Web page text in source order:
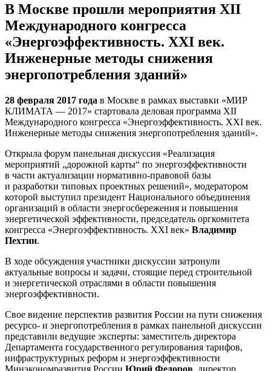
В Москве прошли мероприятия XII
Международного конгресса
«Энергоэффективность. XXI век.
Инженерные методы снижения
энергопотребления зданий»
28 февраля 2017 года в Москве в рамках выставки «МИР
КЛИМАТА — 2017» стартовала деловая программа XII
Международного конгресса «Энергоэффективность. XXI век.
Инженерные методы снижения энергопотребления зданий».
Открыла форум панельная дискуссия «Реализация
мероприятий „дорожной карты“ по энергоэффективности
в части актуализации нормативно-правовой базы
и разработки типовых проектных решений», модератором
которой выступил президент Национального объединения
организаций в области энергосбережения и повышения
энергетической эффективности, председатель оргкомитета
конгресса «Энергоэффективность. XXI век» Владимир
Пехтин.
В ходе обсуждения участники дискуссии затронули
актуальные вопросы и задачи, стоящие перед строительной
и энергетической отраслями в области повышения
энергоэффективности.
Свое видение перспектив развития России на пути снижения
ресурсо- и энергопотребления в рамках панельной дискуссии
представили ведущие эксперты: заместитель директора
Департамента государственного регулирования тарифов,
инфраструктурных реформ и энергоэффективности
Минэкономразвития России Юрий Федоров, директор